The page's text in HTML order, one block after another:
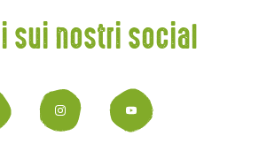
sui nostri social
Instagram